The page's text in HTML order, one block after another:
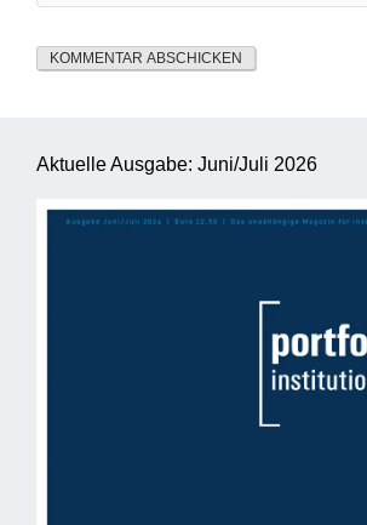
Aktuelle Ausgabe: Juni/Juli 2026